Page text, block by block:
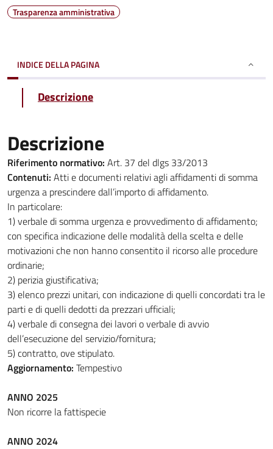
Trasparenza amministrativa
INDICE DELLA PAGINA
Descrizione
Descrizione
Riferimento normativo: Art. 37 del dlgs 33/2013
Contenuti: Atti e documenti relativi agli affidamenti di somma
urgenza a prescindere dall’importo di affidamento.
In particolare:
1) verbale di somma urgenza e provvedimento di affidamento;
con specifica indicazione delle modalità della scelta e delle
motivazioni che non hanno consentito il ricorso alle procedure
ordinarie;
2) perizia giustificativa;
3) elenco prezzi unitari, con indicazione di quelli concordati tra le
parti e di quelli dedotti da prezzari ufficiali;
4) verbale di consegna dei lavori o verbale di avvio
dell’esecuzione del servizio/fornitura;
5) contratto, ove stipulato.
Aggiornamento: Tempestivo
ANNO 2025
Non ricorre la fattispecie
ANNO 2024